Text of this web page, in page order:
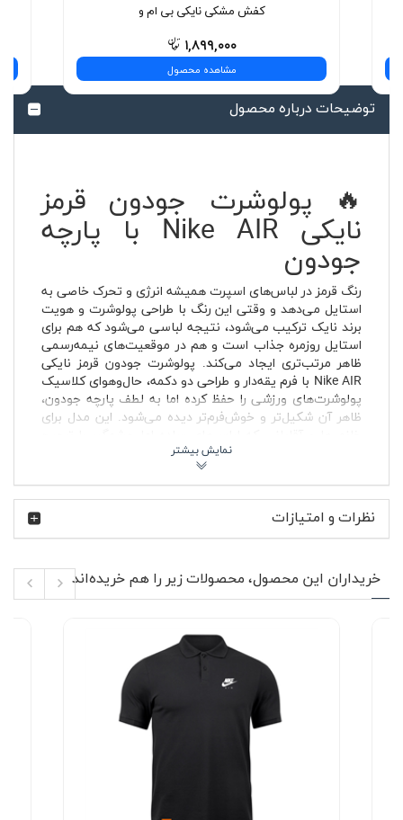
کفش مشکی نایکی بی ام و
۱,۸۹۹,۰۰۰
مشاهده محصول
توضیحات درباره محصول
🔥 پولوشرت جودون قرمز
نایکی Nike AIR با پارچه
جودون
رنگ قرمز در لباس‌های اسپرت همیشه انرژی و تحرک خاصی به
استایل می‌دهد و وقتی این رنگ با طراحی پولوشرت و هویت
برند نایک ترکیب می‌شود، نتیجه لباسی می‌شود که هم برای
استایل روزمره جذاب است و هم در موقعیت‌های نیمه‌رسمی
ظاهر مرتب‌تری ایجاد می‌کند. پولوشرت جودون قرمز نایکی
Nike AIR با فرم یقه‌دار و طراحی دو دکمه، حال‌وهوای کلاسیک
پولوشرت‌های ورزشی را حفظ کرده اما به لطف پارچه جودون،
ظاهر آن شکیل‌تر و خوش‌فرم‌تر دیده می‌شود. این مدل برای
می‌دهند، ترکیب خوبی از راحتی و استایل اسپرت ارائه می‌کند.
فرهنگ استریت‌استایل و ورزش گره خورده است. سری AIR
نایک بیشتر با حس تحرک، انرژی و طراحی شهری شناخته
باشند. در پولوشرت جودون قرمز نایکی Nike AIR هم همین
فضای اسپرت و مدرن دیده می‌شود؛ لباسی که هم با شلوار
جین هماهنگ می‌شود و هم کنار شلوار اسلش یا کتان ظاهر
✨ ویژگی‌های محصول
پارچه جودون با بافت تنفس‌پذیر و مناسب استفاده
طراحی آستین کوتاه مناسب فصل‌های گرم و استایل
یقه کلاسیک پولوشرت با دو دکمه برای فرم مرتب‌تر
رنگ قرمز پرانرژی و مناسب استایل اسپرت و نیمه‌رسمی
نظرات و امتیازات
خریداران این محصول، محصولات زیر را هم خریده‌اند